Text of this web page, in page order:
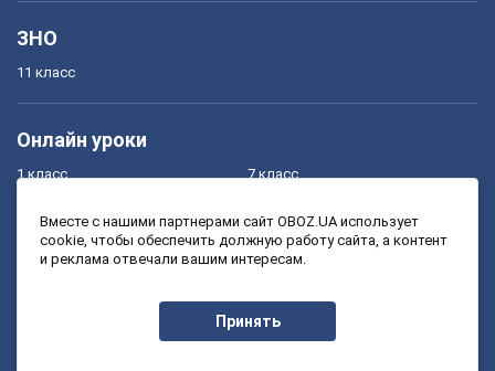
ЗНО
11 класс
Онлайн уроки
1 класс
3 класс
7 класс
9 класс
Вместе с нашими партнерами сайт OBOZ.UA использует
cookie, чтобы обеспечить должную работу сайта, а контент
и реклама отвечали вашим интересам.
Принять